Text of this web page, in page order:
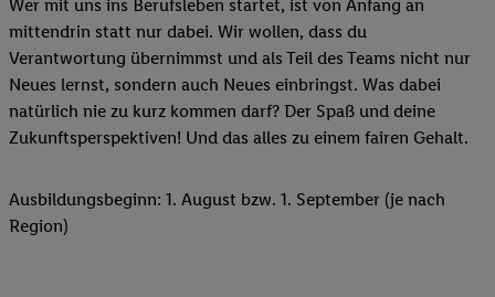
Wer mit uns ins Berufsleben startet, ist von Anfang an
mittendrin statt nur dabei. Wir wollen, dass du
Verantwortung übernimmst und als Teil des Teams nicht nur
Neues lernst, sondern auch Neues einbringst. Was dabei
natürlich nie zu kurz kommen darf? Der Spaß und deine
Zukunftsperspektiven! Und das alles zu einem fairen Gehalt.
Ausbildungsbeginn: 1. August bzw. 1. September (je nach
Region)